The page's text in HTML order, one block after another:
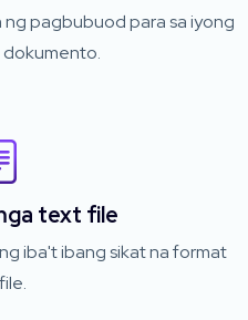
ng pagbubuod para sa iyong
dokumento.
text file
iba't ibang sikat na format